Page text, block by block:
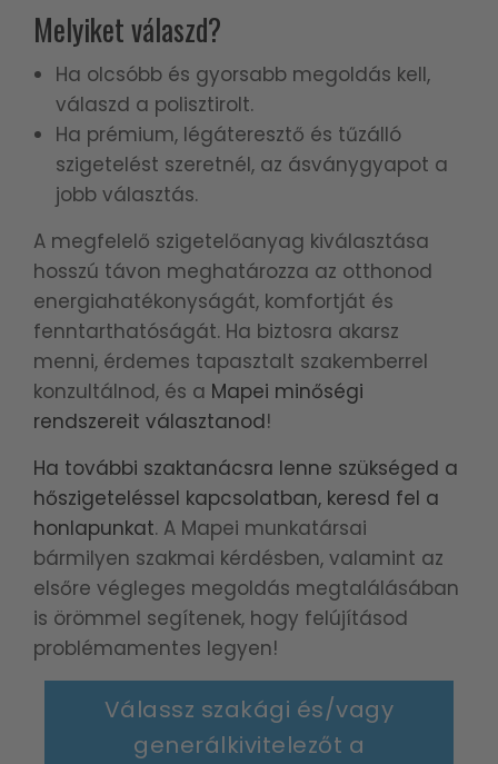
Melyiket válaszd?
Ha olcsóbb és gyorsabb megoldás kell,
válaszd a polisztirolt.
Ha prémium, légáteresztő és tűzálló
szigetelést szeretnél, az ásványgyapot a
jobb választás.
A megfelelő szigetelőanyag kiválasztása
hosszú távon meghatározza az otthonod
energiahatékonyságát, komfortját és
fenntarthatóságát. Ha biztosra akarsz
menni, érdemes tapasztalt szakemberrel
konzultálnod, és a Mapei minőségi
rendszereit választanod!
Ha további szaktanácsra lenne szükséged a
hőszigeteléssel kapcsolatban, keresd fel a
honlapunkat. A Mapei munkatársai
bármilyen szakmai kérdésben, valamint az
elsőre végleges megoldás megtalálásában
is örömmel segítenek, hogy felújításod
problémamentes legyen!
Válassz szakági és/vagy
generálkivitelezőt a